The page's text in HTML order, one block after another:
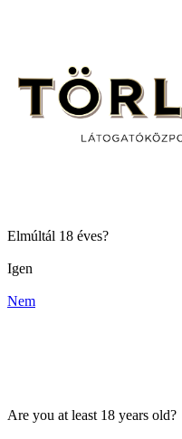
Elmúltál 18 éves?
Igen
Nem
Are you at least 18 years old?